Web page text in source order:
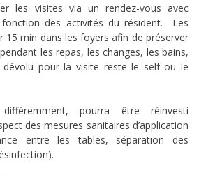
les visites via un rendez-vous avec
fonction des activités du résident. Les
15 min dans les foyers afin de préserver
les repas, les changes, les bains,
dévolu pour la visite reste le self ou le
pourra être réinvesti
des mesures sanitaires d’application
entre les tables, séparation des